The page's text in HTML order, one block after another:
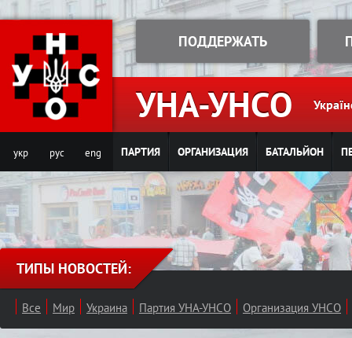
Jump to navigation
УНА-УНСО
ПОДДЕРЖАТЬ
укр рус eng ПАРТИЯ ОРГАНИЗАЦИЯ БАТАЛЬЙОН
ТИПЫ НОВОСТЕЙ:
Все Мир Украина Партия УНА-УНСО Организация УНСО